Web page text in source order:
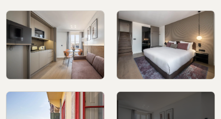
Política de cookies Política de privacidad
Política de privacidad en redes sociales Aviso legal
Términos y condiciones Canal de denuncias
Libro de reclamaciones de Oporto